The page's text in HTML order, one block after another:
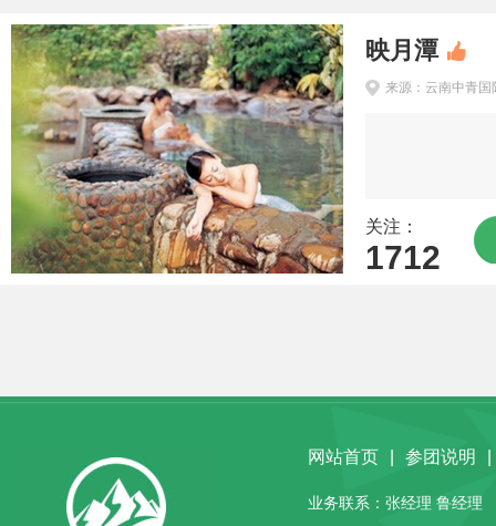
映月潭
来源：云南中青
关注：
1712
网站首页 参团说明
业务联系：张经理 鲁经理